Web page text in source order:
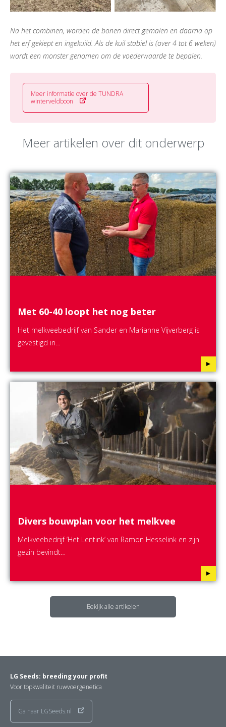
Na het combinen, worden de bonen direct gemalen en daarna op
het erf gekiept en ingekuild. Als de kuil stabiel is (over 4 tot 6 weken)
wordt een monster genomen om de voederwaarde te bepalen.
Meer informatie over de TUNDRA
winterveldboon
Meer artikelen over dit onderwerp
Met 60-40 loopt het nog beter
Het melkveebedrijf van Sander en Marianne Vijverberg is
gevestigd in…
Divers bouwplan voor het melkvee
Melkveebedrijf ‘Het Lentink’ van Ramon Hesselink en zijn
gezin bevindt…
Bekijk alle artikelen
LG Seeds: breeding your profit
Voor topkwaliteit ruwvoergenetica
Ga naar LGSeeds.nl